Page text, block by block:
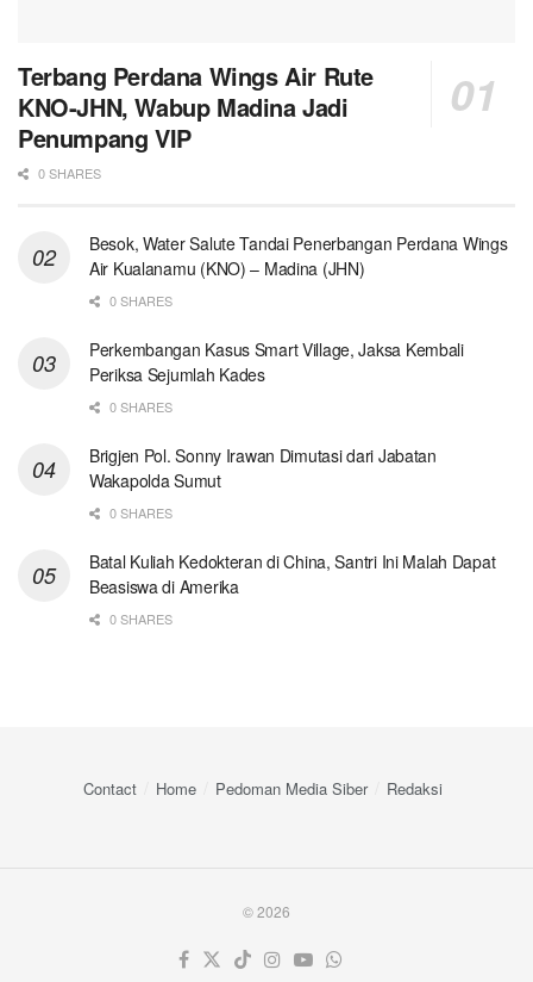
Terbang Perdana Wings Air Rute
KNO-JHN, Wabup Madina Jadi
Penumpang VIP
0 SHARES
Besok, Water Salute Tandai Penerbangan Perdana Wings
Air Kualanamu (KNO) – Madina (JHN)
0 SHARES
Perkembangan Kasus Smart Village, Jaksa Kembali
Periksa Sejumlah Kades
0 SHARES
Brigjen Pol. Sonny Irawan Dimutasi dari Jabatan
Wakapolda Sumut
0 SHARES
Batal Kuliah Kedokteran di China, Santri Ini Malah Dapat
Beasiswa di Amerika
0 SHARES
Contact Home Pedoman Media Siber Redaksi
© 2026